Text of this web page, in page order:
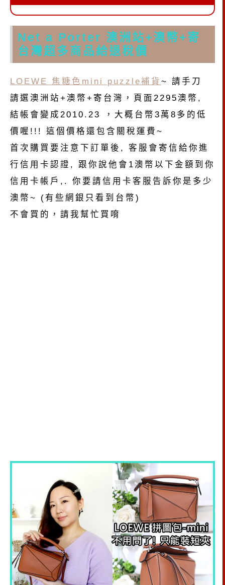
Net a Porter 澳洲站+澳幣+寄
台灣超多商品給退稅價
LOEWE 焦糖色mini puzzle補貨 ~ 請手刀
請選澳洲站+澳幣+寄台灣，頁面2295澳幣,
結帳會變成2010.23 ，大概台幣3萬8多的低
價喔!!! 這個價格還包含關稅運費~
首次購買要注意下訂單後, 客服會寄信給你進
行信用卡認證, 跟你說他會1澳幣以下金額到你
信用卡帳戶,. 你要請信用卡客服告訴你是多少
澳幣~ (有些網銀只看到台幣)
不會買的，請我幫忙買唷